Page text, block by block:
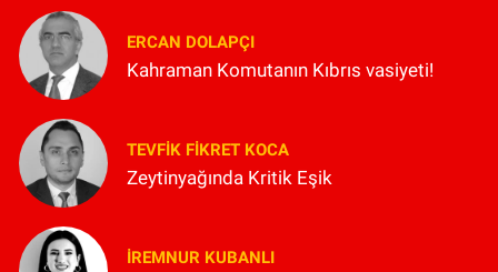
ERCAN DOLAPÇI
Kahraman Komutanın Kıbrıs vasiyeti!
TEVFIK FIKRET KOCA
Zeytinyağında Kritik Eşik
İREMNUR KUBANLI